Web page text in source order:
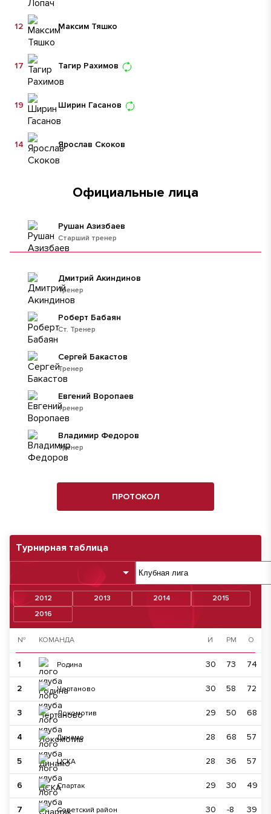
Турнирная таблица
2012 2013 2014
2015
2016
№ КОМАНДА И РМ О
1 Родина 30 73 74
2 Чертаново 30 58 72
3 Локомотив 29 50 68
4 Динамо 28 68 57
5 ЦСКА 28 36 57
6 Спартак 29 30 49
7 Советский район 30 -8 39
Максим Тяшко
12
Тагир Рахимов
17
Ширин Гасанов
19
Ярослав Скоков
14
Официальные лица
Старший тренер
Рушан Азизбаев
Тренер
Дмитрий Акиндинов
Ст. Тренер
Роберт Бабаян
Тренер
Сергей Бакастов
тренер
Евгений Воропаев
Тренер
Владимир Федоров
ПРОТОКОЛ